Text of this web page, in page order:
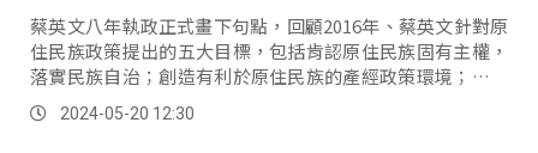
蔡英文八年執政正式畫下句點，回顧2016年、蔡英文針對原
住民族政策提出的五大目標，包括肯認原住民族固有主權，
落實民族自治；創造有利於原住民族的產經政策環境；消除
對原住民族一切形式的不平等；劃設原住民族特定區域計
劃；保障原住民族教育、文化與媒體權；而在具體落實上，
2024-05-20 12:30